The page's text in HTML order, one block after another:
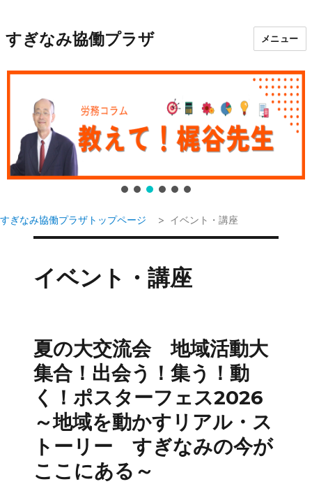
すぎなみ協働プラザ メニュー
すぎなみ協働プラザトップページ イベント・講座
イベント・講座
夏の大交流会 地域活動大
集合！出会う！集う！動
く！ポスターフェス2026
～地域を動かすリアル・ス
トーリー すぎなみの今が
ここにある～